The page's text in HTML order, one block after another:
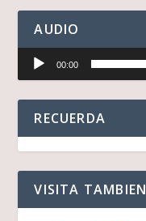
AUDIO
Reproductor
audio
00:00
RECUERDA
VISITA TAMBIEN